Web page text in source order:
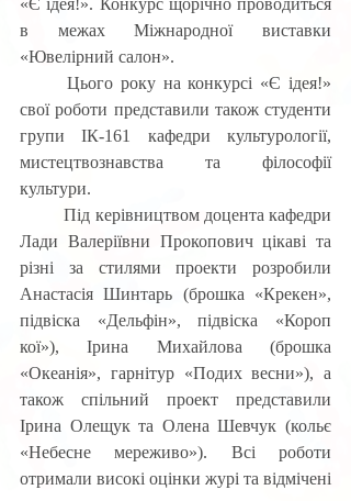
«Є ідея!». Конкурс щорічно проводиться
в межах Міжнародної виставки
«Ювелірний салон».
свої роботи представили також студенти
групи ІК-161 кафедри культурології,
мистецтвознавства та філософії
культури.
	Під керівництвом доцента кафедри
Лади Валеріївни Прокопович цікаві та
різні за стилями проекти розробили
Анастасія Шинтарь (брошка «Крекен»,
підвіска «Дельфін», підвіска «Короп
кої»), Ірина Михайлова (брошка
«Океанія», гарнітур «Подих весни»), а
також спільний проект представили
Ірина Олещук та Олена Шевчук (кольє
«Небесне мереживо»). Всі роботи
отримали високі оцінки журі та відмічені